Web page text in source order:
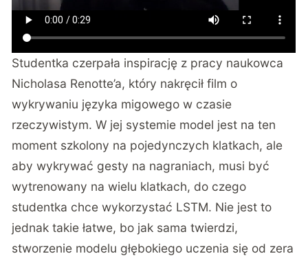
Studentka czerpała inspirację z pracy naukowca
Nicholasa Renotte’a, który nakręcił film o
wykrywaniu języka migowego w czasie
rzeczywistym. W jej systemie model jest na ten
moment szkolony na pojedynczych klatkach, ale
aby wykrywać gesty na nagraniach, musi być
wytrenowany na wielu klatkach, do czego
studentka chce wykorzystać LSTM. Nie jest to
jednak takie łatwe, bo jak sama twierdzi,
stworzenie modelu głębokiego uczenia się od zera